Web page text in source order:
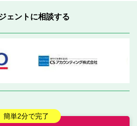
ェントに相談する
簡単2分で完了